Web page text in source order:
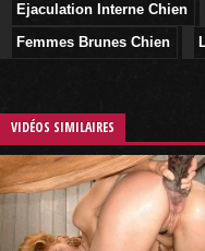
Ejaculation Interne Chien
Femmes Brunes Chien
VIDÉOS SIMILAIRES